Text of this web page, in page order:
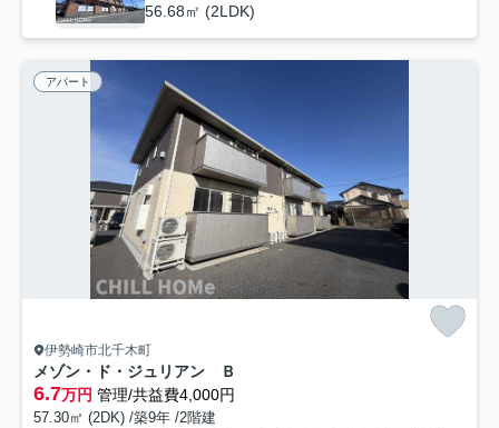
56.68㎡ (2LDK)
アパート
伊勢崎市北千木町
メゾン・ド・ジュリアン Ｂ
6.7万円 管理/共益費4,000円
57.30㎡ (2DK) /築9年 /2階建